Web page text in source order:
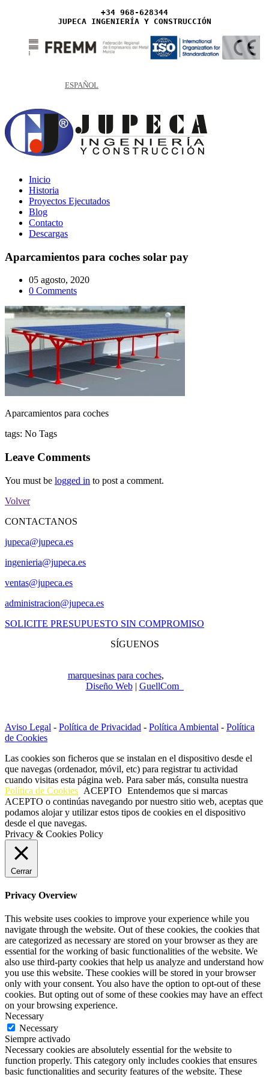
+34 968-628344
JUPECA INGENIERÍA Y CONSTRUCCIÓN
ESPAÑOL
Inicio
Historia
Proyectos Ejecutados
Blog
Contacto
Descargas
Aparcamientos para coches solar pay
05 agosto, 2020
0 Comments
Aparcamientos para coches
tags: No Tags
Leave Comments
You must be logged in to post a comment.
Volver
CONTACTANOS
jupeca@jupeca.es
ingenieria@jupeca.es
ventas@jupeca.es
administracion@jupeca.es
SOLICITE PRESUPUESTO SIN COMPROMISO
SÍGUENOS
marquesinas para coches,
Diseño Web| GuellCom_
Aviso Legal - Política de Privacidad - Política Ambiental - Política
de Cookies
Las cookies son ficheros que se instalan en el dispositivo desde el
que navegas (ordenador, móvil, etc) para registrar tu actividad
cuando visitas esta página web. Para saber más, consulta nuestra
Política de Cookies ACEPTO Entendemos que si marcas
ACEPTO o continúas navegando por nuestro sitio web, aceptas que
podamos alojar y utilizar estos tipos de cookies en el dispositivo
desde el que navegas.
Privacy & Cookies Policy
Cerrar
Privacy Overview
This website uses cookies to improve your experience while you
navigate through the website. Out of these cookies, the cookies that
are categorized as necessary are stored on your browser as they are
essential for the working of basic functionalities of the website. We
also use third-party cookies that help us analyze and understand how
you use this website. These cookies will be stored in your browser
only with your consent. You also have the option to opt-out of these
cookies. But opting out of some of these cookies may have an effect
on your browsing experience.
Necessary
Necessary
Siempre activado
Necessary cookies are absolutely essential for the website to
function properly. This category only includes cookies that ensures
basic functionalities and security features of the website. These